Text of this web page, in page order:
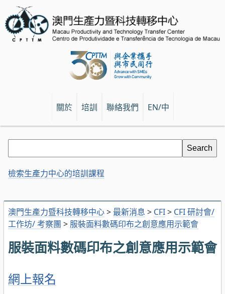
關於 培訓 聯絡我們 EN/中
澳門生產力暨科技轉移中心> 最新消息 > CFI> CFI 研討會/
工作坊/ 考察團 > 服裝面料數碼印布之創意應用示範會
服裝面料數碼印布之創意應用示範會
網上報名
檢索生產力中心的培訓課程